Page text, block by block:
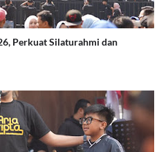
Perkuat Silaturahmi dan